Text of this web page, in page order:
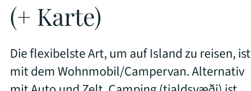
(+ Karte)
Die flexibelste Art, um auf Island zu reisen, ist
mit dem Wohnmobil/Campervan. Alternativ